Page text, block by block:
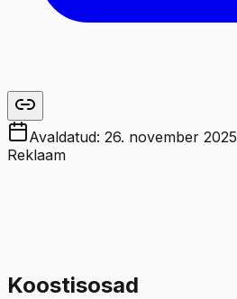
Avaldatud: 26. november 2025
Reklaam
Koostisosad